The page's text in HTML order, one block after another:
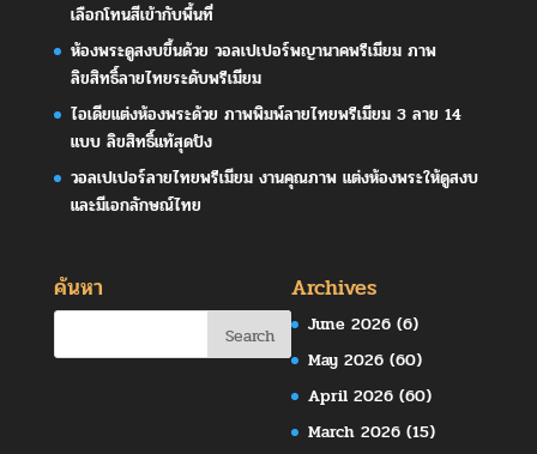
เลือกโทนสีเข้ากับพื้นที่
ห้องพระดูสงบขึ้นด้วย วอลเปเปอร์พญานาคพรีเมียม ภาพ
ลิขสิทธิ์ลายไทยระดับพรีเมียม
ไอเดียแต่งห้องพระด้วย ภาพพิมพ์ลายไทยพรีเมียม 3 ลาย 14
แบบ ลิขสิทธิ์แท้สุดปัง
วอลเปเปอร์ลายไทยพรีเมียม งานคุณภาพ แต่งห้องพระให้ดูสงบ
และมีเอกลักษณ์ไทย
ค้นหา Archives
June 2026 (6)
May 2026 (60)
April 2026 (60)
March 2026 (15)